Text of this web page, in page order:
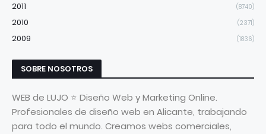
2011 (8740)
2010 (2371)
2009 (1836)
SOBRE NOSOTROS
WEB de LUJO ⭐ Diseño Web y Marketing Online.
Profesionales de diseño web en Alicante, trabajando
para todo el mundo. Creamos webs comerciales,